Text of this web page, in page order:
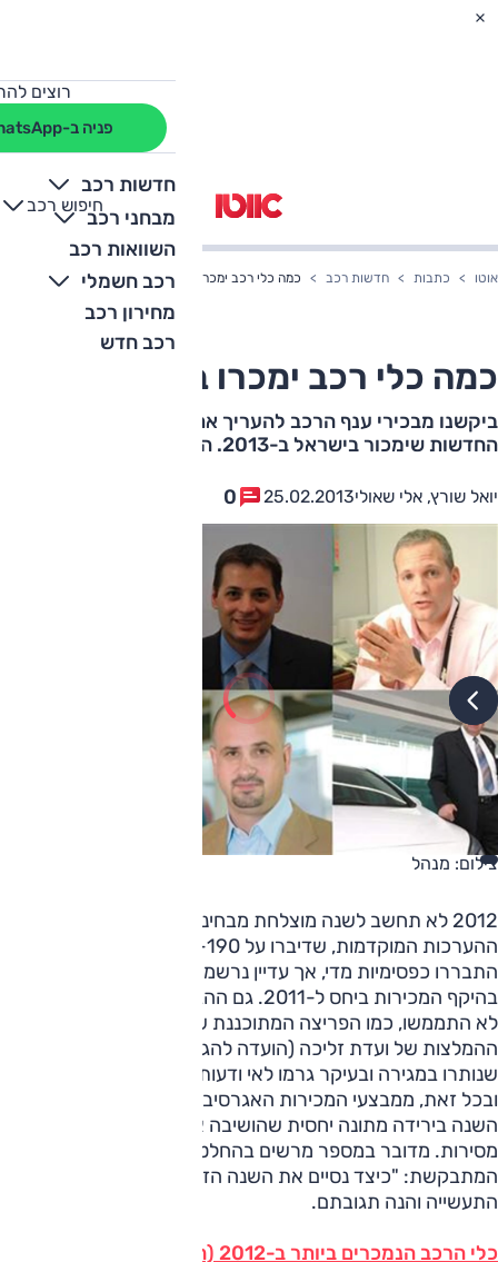
רוצים
פניה ב-WhatsApp
חדשות רכב
מבחני רכב
השוואות רכב
רכב חשמלי
מחירון רכב
רכב חדש
חיפוש רכב
+
-
אוטו כתבות חדשות רכב כמה כלי רכב ימכרו ב-2013?
כמה כלי רכב ימכרו ב-2013?
ביקשנו מבכירי ענף הרכב להעריך את כמות המכוניות
החדשות שימכור בישראל ב-2013. הנה תגובתם
יואל שורץ, אלי שאולי25.02.2013
0
צילום: מנהל
2012 לא תחשב לשנה מוצלחת מבחינת יבואני הרכב. אומנם
בהיקף המכירות ביחס ל-2011. גם ההבטחות הגדולות של השנה
לא התממשו, כמו הפריצה המתוכננת של בטר פלייס או
ההמלצות של ועדת זליכה (הועדה להגברת התחרות בענף)
שנותרו במגירה ובעיקר גרמו לאי ודעות בענף.
ובכל זאת, ממבצעי המכירות האגרסיביים עזרו לנו לסיים את
מסירות. מדובר במספר מרשים בהחלט המוביל לשאלה
המתבקשת: "כיצד נסיים את השנה הזו?" שאלנו את בכירי
התעשייה והנה תגובתם.
כלי הרכב הנמכרים ביותר ב-2012 (חלק א')